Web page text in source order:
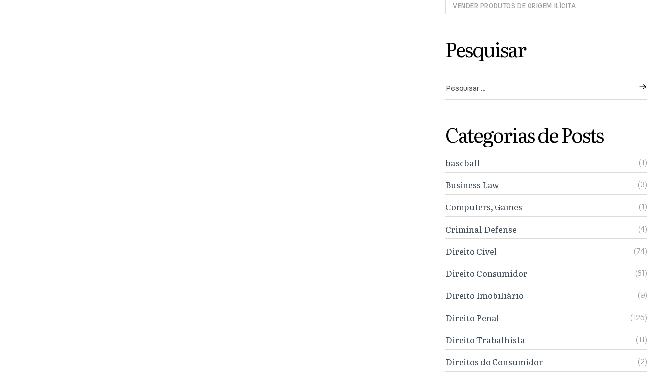
VENDER PRODUTOS DE ORIGEM ILÍCITA
Pesquisar
Categorias de Posts
baseball (1)
Business Law (3)
Computers, Games (1)
Criminal Defense (4)
Direito Cível (74)
Direito Consumidor (81)
Direito Imobiliário (9)
Direito Penal (125)
Direito Trabalhista (11)
Direitos do Consumidor (2)